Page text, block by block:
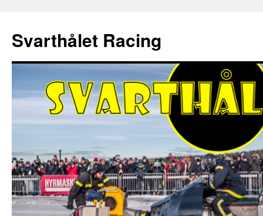
innehåll
Svarthålet Racing